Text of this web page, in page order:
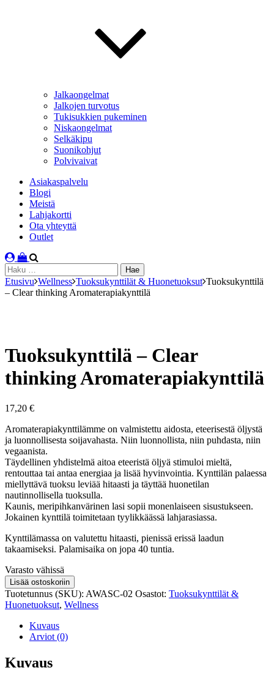
Jalkaongelmat
Jalkojen turvotus
Tukisukkien pukeminen
Niskaongelmat
Selkäkipu
Suonikohjut
Polvivaivat
Asiakaspalvelu
Blogi
Meistä
Lahjakortti
Ota yhteyttä
Outlet
Haku:
Etusivu Wellness Tuoksukynttilät & Huonetuoksut Tuoksukynttilä
– Clear thinking Aromaterapiakynttilä
Tuoksukynttilä – Clear
thinking Aromaterapiakynttilä
17,20 €
Aromaterapiakynttilämme on valmistettu aidosta, eteerisestä öljystä
ja luonnollisesta soijavahasta. Niin luonnollista, niin puhdasta, niin
vegaanista.
Täydellinen yhdistelmä aitoa eteeristä öljyä stimuloi mieltä,
rentouttaa tai antaa energiaa ja lisää hyvinvointia. Kynttilän palaessa
miellyttävä tuoksu leviää hitaasti ja täyttää huonetilan
nautinnollisella tuoksulla.
Kaunis, meripihkanvärinen lasi sopii monenlaiseen sisustukseen.
Jokainen kynttilä toimitetaan tyylikkäässä lahjarasiassa.
Kynttilämassa on valutettu hitaasti, pienissä erissä laadun
takaamiseksi. Palamisaika on jopa 40 tuntia.
Varastosaldo
Varasto vähissä
Tuoksukynttilä
–
Clear
Aromaterapiakynttilä
määrä
Lisää ostoskoriin
Tuotetunnus (SKU): AWASC-02 Osastot: Tuoksukynttilät &
Huonetuoksut, Wellness
Kuvaus
Arviot (0)
Kuvaus